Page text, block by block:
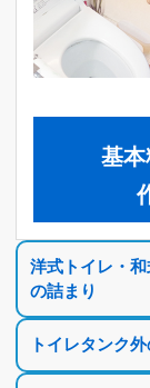
基
洋式トイレ・
の詰まり
トイレタンク